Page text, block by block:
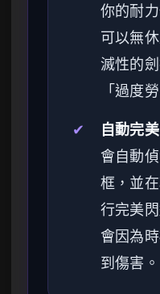
你的耐
可以無
滅性的
「過度
✔
自動完
會自動
框，並
行完美
會因為
到傷害。